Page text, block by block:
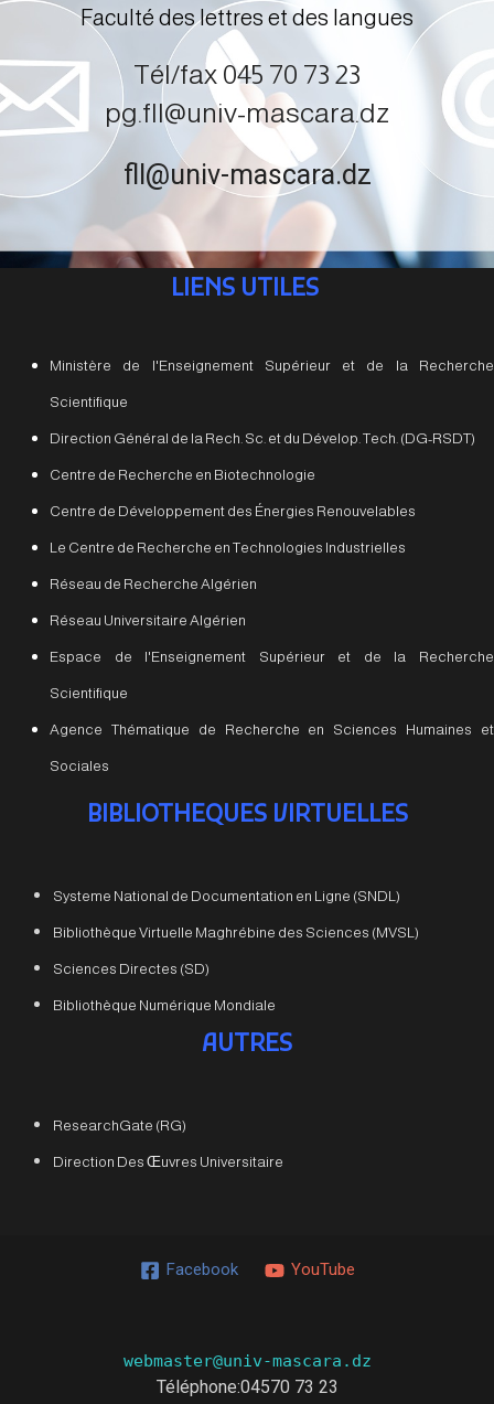
Faculté des lettres et des langues
Tél/fax 045 70 73 23
pg.fll@univ-mascara.dz
fll@univ-mascara.dz
LIENS UTILES
Ministère de l'Enseignement Supérieur et de la Recherche
Scientifique
Direction Général de la Rech. Sc. et du Dévelop. Tech. (DG-RSDT)
Centre de Recherche en Biotechnologie
Centre de Développement des Énergies Renouvelables
Le Centre de Recherche en Technologies Industrielles
Réseau de Recherche Algérien
Réseau Universitaire Algérien
Espace de l'Enseignement Supérieur et de la Recherche
Scientifique
Agence Thématique de Recherche en Sciences Humaines et
Sociales
BIBLIOTHEQUES VIRTUELLES
Systeme National de Documentation en Ligne (SNDL)
Bibliothèque Virtuelle Maghrébine des Sciences (MVSL)
Sciences Directes (SD)
Bibliothèque Numérique Mondiale
AUTRES
ResearchGate (RG)
Direction Des Œuvres Universitaire
Facebook YouTube
webmaster@univ-mascara.dz
Téléphone:04570 73 23